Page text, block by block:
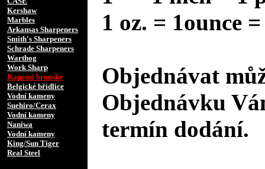
Kershaw
Marbles
Arkansas Sharpeners
Smith's Sharpeners
Schrade Sharpeners
Warthog
Work Sharp
Kapesní brousky
Belgické břidlice
Vodní kameny
Suehiro/Cerax
Vodní kameny
Naniwa
Vodní kameny
King/Sun Tiger
Real Steel
1 oz. = 1ounce
Objednávat
Objednávku
termín dodání.